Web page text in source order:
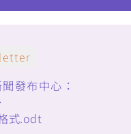
發布中心：
式.odt